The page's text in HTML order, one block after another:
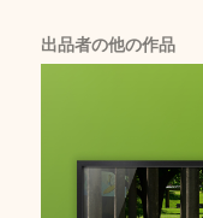
出品者の他の作品